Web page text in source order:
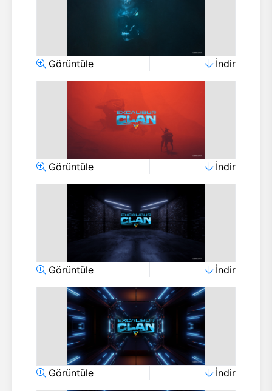
Görüntüle İndir
Görüntüle İndir
Görüntüle İndir
Görüntüle İndir